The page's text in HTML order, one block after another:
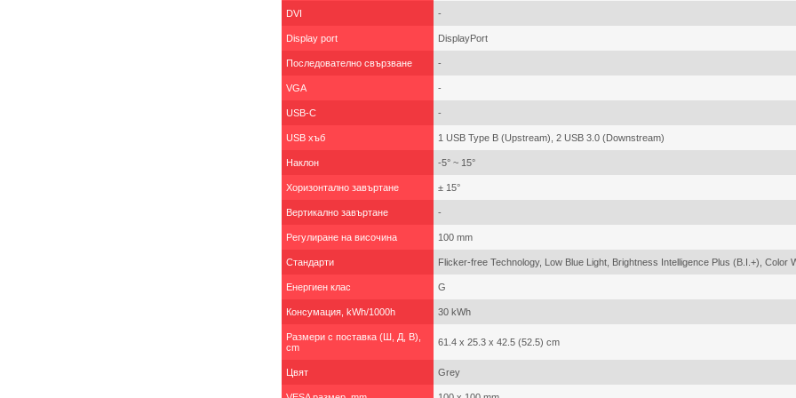
DVI -
Display port DisplayPort
Последователно свързване -
VGA -
USB-C -
USB хъб 1 USB Type B (Upstream), 2 USB 3.0 (Downstream)
Наклон -5° ~ 15°
Хоризонтално завъртане ± 15°
Вертикално завъртане -
Регулиране на височина 100 mm
Стандарти Flicker-free Technology, Low Blue Light, Brightness Intelligence Plus (B.I.+), Color
Енергиен клас G
Консумация, kWh/1000h 30 kWh
Размери с поставка (Ш, Д, В),
cm
61.4 x 25.3 x 42.5 (52.5) cm
Цвят Grey